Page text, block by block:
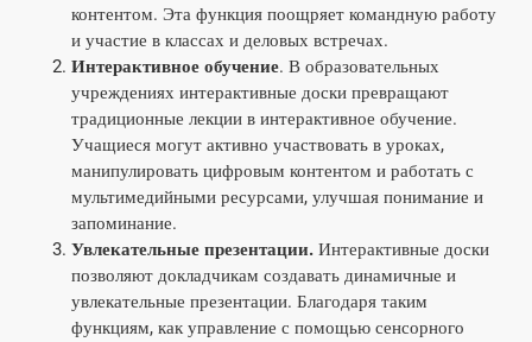
контентом. Эта функция поощряет командную работу
и участие в классах и деловых встречах.
Интерактивное обучение. В образовательных
учреждениях интерактивные доски превращают
традиционные лекции в интерактивное обучение.
Учащиеся могут активно участвовать в уроках,
манипулировать цифровым контентом и работать с
мультимедийными ресурсами, улучшая понимание и
запоминание.
Увлекательные презентации. Интерактивные доски
позволяют докладчикам создавать динамичные и
увлекательные презентации. Благодаря таким
функциям, как управление с помощью сенсорного